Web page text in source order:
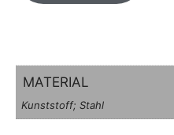
MATERIAL
Kunststoff; Stahl